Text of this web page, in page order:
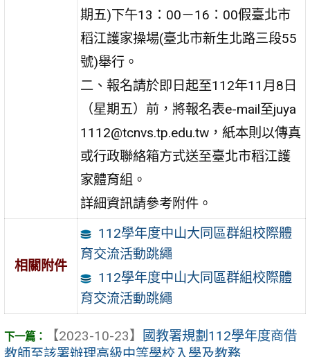
期五)下午13：00－16：00假臺北市
稻江護家操場(臺北市新生北路三段55
號)舉行。
二、報名請於即日起至112年11月8日
（星期五）前，將報名表e-mail至juya
1112@tcnvs.tp.edu.tw，紙本則以傳真
或行政聯絡箱方式送至臺北市稻江護
家體育組。
詳細資訊請參考附件。
相關附件
112學年度中山大同區群組校際體
育交流活動跳繩
112學年度中山大同區群組校際體
育交流活動跳繩
【2023-10-23】
國教署規劃112學年度商借